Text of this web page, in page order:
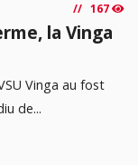
167
la Vinga
Vinga au fost
de...